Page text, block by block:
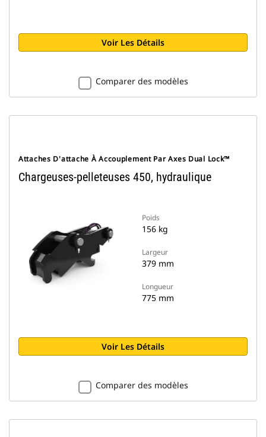
Voir Les Détails
Comparer des modèles
Attaches D'attache À Accouplement Par Axes Dual Lock™
Chargeuses-pelleteuses 450, hydraulique
Poids
156 kg
Largeur
379 mm
Longueur
775 mm
Voir Les Détails
Comparer des modèles